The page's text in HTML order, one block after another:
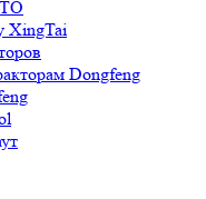
XingTai
Dongfeng